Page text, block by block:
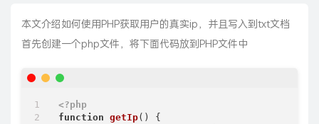
本文介绍如何使用PHP获取用户的真实ip，并且写入到txt文档
首先创建一个php文件，将下面代码放到PHP文件中
<?php
function getIp( )